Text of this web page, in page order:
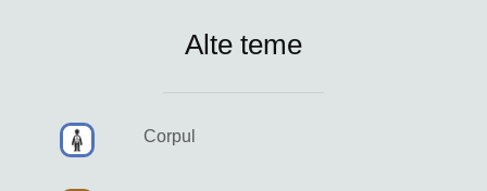
Alte teme
Corpul